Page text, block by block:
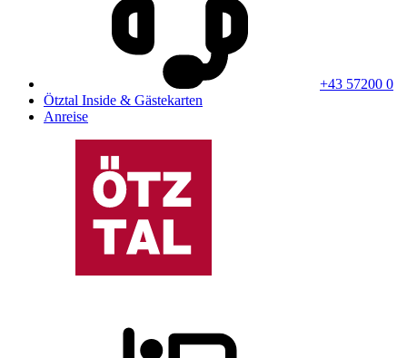
+43 57200 0
Ötztal Inside & Gästekarten
Anreise